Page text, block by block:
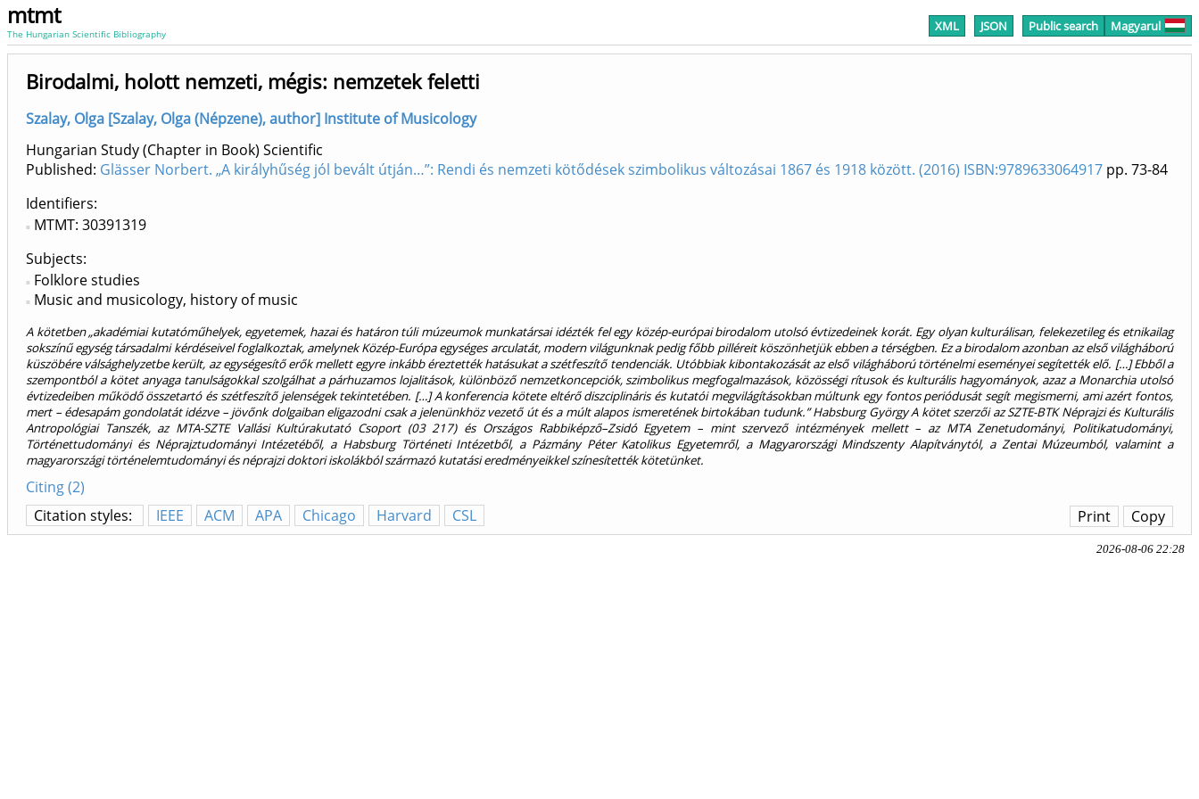
mtmt
The Hungarian Scientific Bibliography XML JSON Public search Magyarul
Birodalmi, holott nemzeti, mégis: nemzetek feletti
Szalay, Olga [Szalay, Olga (Népzene), author] Institute of Musicology
Hungarian Study (Chapter in Book) Scientific
Published: Glässer Norbert. „A királyhűség jól bevált útján…”: Rendi és nemzeti kötődések szimbolikus változásai 1867 és 1918 között. (2016) ISBN:9789633064917 pp. 73-84
Identifiers
MTMT: 30391319
Subjects:
Folklore studies
Music and musicology, history of music
A kötetben „akadémiai kutatóműhelyek, egyetemek, hazai és határon túli múzeumok munkatársai idézték fel egy közép-európai birodalom utolsó évtizedeinek korát. Egy olyan kulturálisan, felekezetileg és etnikailag
sokszínű egység társadalmi kérdéseivel foglalkoztak, amelynek Közép-Európa egységes arculatát, modern világunknak pedig főbb pilléreit köszönhetjük ebben a térségben. Ez a birodalom azonban az első világháború
küszöbére válsághelyzetbe került, az egységesítő erők mellett egyre inkább éreztették hatásukat a szétfeszítő tendenciák. Utóbbiak kibontakozását az első világháború történelmi eseményei segítették elő. […] Ebből a
szempontból a kötet anyaga tanulságokkal szolgálhat a párhuzamos lojalitások, különböző nemzetkoncepciók, szimbolikus megfogalmazások, közösségi rítusok és kulturális hagyományok, azaz a Monarchia utolsó
évtizedeiben működő összetartó és szétfeszítő jelenségek tekintetében. […] A konferencia kötete eltérő diszciplináris és kutatói megvilágításokban múltunk egy fontos periódusát segít megismerni, ami azért fontos,
mert – édesapám gondolatát idézve – jövőnk dolgaiban eligazodni csak a jelenünkhöz vezető út és a múlt alapos ismeretének birtokában tudunk.” Habsburg György A kötet szerzői az SZTE-BTK Néprajzi és Kulturális
Antropológiai Tanszék, az MTA-SZTE Vallási Kultúrakutató Csoport (03 217) és Országos Rabbiképző–Zsidó Egyetem – mint szervező intézmények mellett – az MTA Zenetudományi, Politikatudományi,
Történettudományi és Néprajztudományi Intézetéből, a Habsburg Történeti Intézetből, a Pázmány Péter Katolikus Egyetemről, a Magyarországi Mindszenty Alapítványtól, a Zentai Múzeumból, valamint a
magyarországi történelemtudományi és néprajzi doktori iskolákból származó kutatási eredményeikkel színesítették kötetünket.
Citing (2)
Citation styles:
IEEE ACM APA Chicago Harvard CSL Copy
Print
2026-08-06 22:28